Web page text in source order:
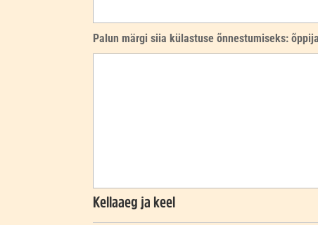
Palun märgi siia külastuse õnnestumiseks:
Kellaaeg ja keel